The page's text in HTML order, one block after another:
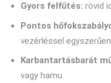
Gyors felfűtés: rövid
Pontos
vezérléssel
Karbantartásbarát
vagy hamu.